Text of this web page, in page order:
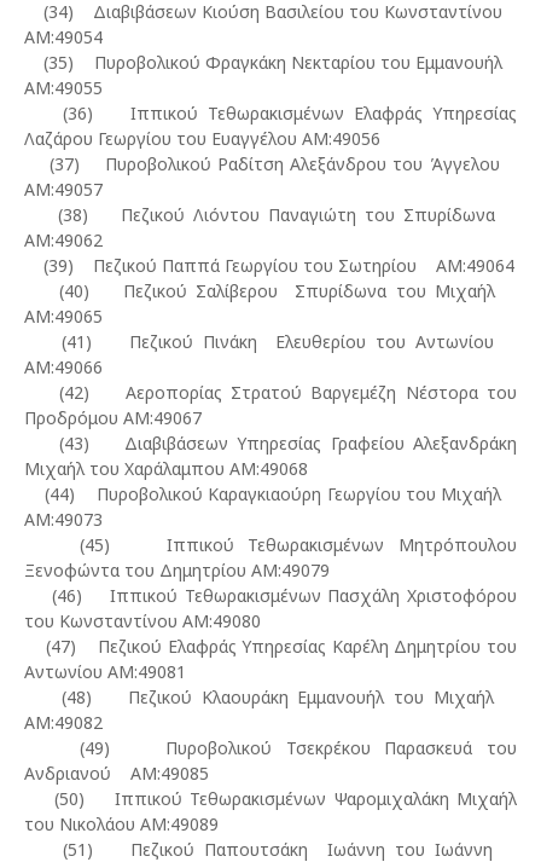
(34) Διαβιβάσεων Κιούση Βασιλείου του Κωνσταντίνου
ΑΜ:49054
(35) Πυροβολικού Φραγκάκη Νεκταρίου του Εμμανουήλ
ΑΜ:49055
(36) Ιππικού Τεθωρακισμένων Ελαφράς Υπηρεσίας
Λαζάρου Γεωργίου του Ευαγγέλου ΑΜ:49056
(37) Πυροβολικού Ραδίτση Αλεξάνδρου του Άγγελου
ΑΜ:49057
(38) Πεζικού Λιόντου Παναγιώτη του Σπυρίδωνα
ΑΜ:49062
(39) Πεζικού Παππά Γεωργίου του Σωτηρίου ΑΜ:49064
(40) Πεζικού Σαλίβερου Σπυρίδωνα του Μιχαήλ
ΑΜ:49065
(41) Πεζικού Πινάκη Ελευθερίου του Αντωνίου
ΑΜ:49066
(42) Αεροπορίας Στρατού Βαργεμέζη Νέστορα του
Προδρόμου ΑΜ:49067
(43) Διαβιβάσεων Υπηρεσίας Γραφείου Αλεξανδράκη
Μιχαήλ του Χαράλαμπου ΑΜ:49068
(44) Πυροβολικού Καραγκιαούρη Γεωργίου του Μιχαήλ
ΑΜ:49073
(45) Ιππικού Τεθωρακισμένων Μητρόπουλου
Ξενοφώντα του Δημητρίου ΑΜ:49079
(46) Ιππικού Τεθωρακισμένων Πασχάλη Χριστοφόρου
του Κωνσταντίνου ΑΜ:49080
(47) Πεζικού Ελαφράς Υπηρεσίας Καρέλη Δημητρίου του
Αντωνίου ΑΜ:49081
(48) Πεζικού Κλαουράκη Εμμανουήλ του Μιχαήλ
ΑΜ:49082
(49) Πυροβολικού Τσεκρέκου Παρασκευά του
Ανδριανού ΑΜ:49085
(50) Ιππικού Τεθωρακισμένων Ψαρομιχαλάκη Μιχαήλ
του Νικολάου ΑΜ:49089
(51) Πεζικού Παπουτσάκη Ιωάννη του Ιωάννη